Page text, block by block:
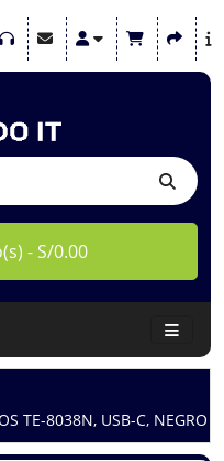
- S/0.00
TE-8038N, USB-C, NEGRO